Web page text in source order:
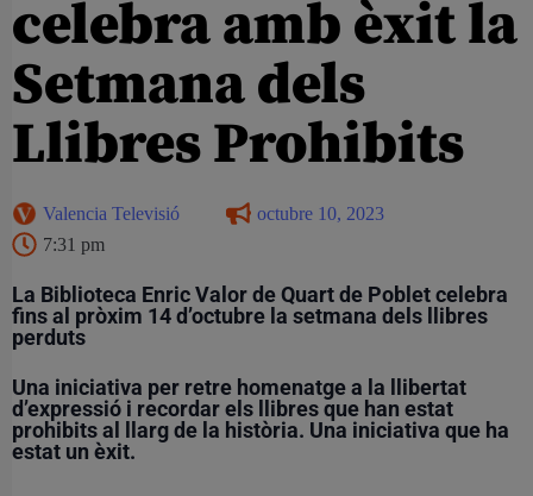
celebra amb èxit la
Setmana dels
Llibres Prohibits
Valencia Televisió
octubre 10, 2023
7:31 pm
La Biblioteca Enric Valor de Quart de Poblet celebra
fins al pròxim 14 d’octubre la setmana dels llibres
perduts
Una iniciativa per retre homenatge a la llibertat
d’expressió i recordar els llibres que han estat
prohibits al llarg de la història. Una iniciativa que ha
estat un èxit.